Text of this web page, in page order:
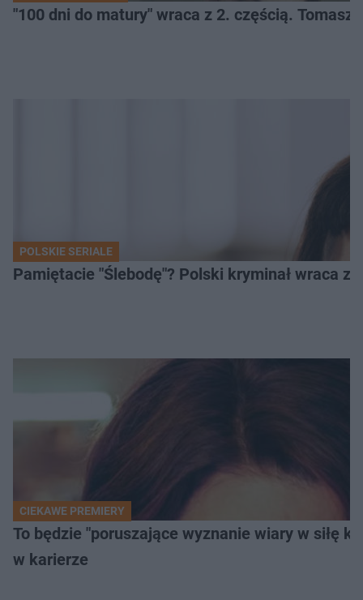
"100 dni do matury" wraca z 2. częścią.
POLSKIE SERIALE
Pamiętacie "Ślebodę"? Polski kryminał wraca
CIEKAWE PREMIERY
To będzie "poruszające wyznanie wiary w siłę
w karierze